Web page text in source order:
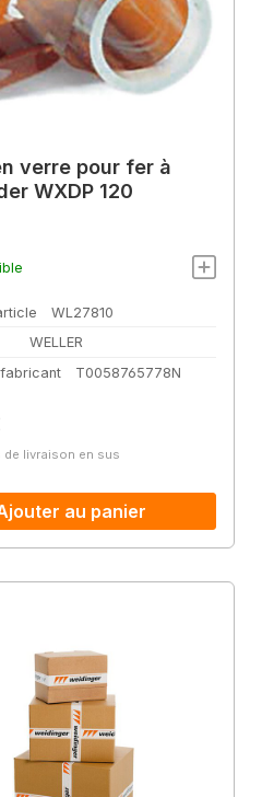
verre pour fer à
WXDP 120
WL27810
WELLER
T0058765778N
:
de livraison en sus
au panier